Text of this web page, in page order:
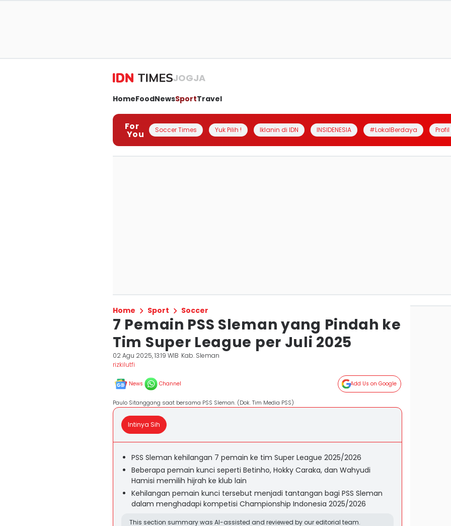
JOGJA
HomeFoodNewsSportTravel
For
You Soccer Times Yuk Pilih ! Iklanin di IDN INSIDENESIA #LokalBerdaya
Home Sport Soccer
7 Pemain PSS Sleman yang Pindah ke
Tim Super League per Juli 2025
02 Agu 2025, 13:19 WIB Kab. Sleman
rizkilutfi
News Channel Add Us on Google
Paulo Sitanggang saat bersama PSS Sleman. (Dok. Tim Media PSS)
Intinya Sih
PSS Sleman kehilangan 7 pemain ke tim Super League 2025/2026
Beberapa pemain kunci seperti Betinho, Hokky Caraka, dan Wahyudi
Hamisi memilih hijrah ke klub lain
Kehilangan pemain kunci tersebut menjadi tantangan bagi PSS Sleman
dalam menghadapi kompetisi Championship Indonesia 2025/2026
This section summary was AI-assisted and reviewed by our editorial team.